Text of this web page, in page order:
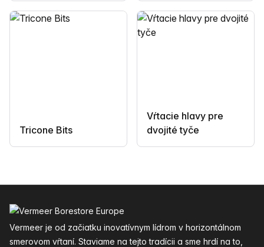
Tricone Bits
Vŕtacie hlavy pre
dvojité tyče
Vermeer je od začiatku inovatívnym lídrom v horizontálnom
smerovom vŕtaní. Staviame na tejto tradícii a sme hrdí na to,